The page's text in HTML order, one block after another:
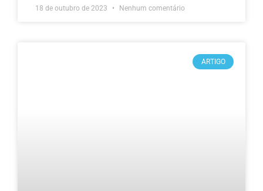
18 de outubro de 2023 Nenhum comentário
ARTIGO